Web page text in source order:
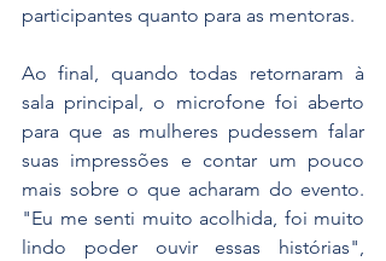
participantes quanto para as mentoras.
Ao final, quando todas retornaram à
sala principal, o microfone foi aberto
para que as mulheres pudessem falar
suas impressões e contar um pouco
mais sobre o que acharam do evento.
"Eu me senti muito acolhida, foi muito
lindo poder ouvir essas histórias",